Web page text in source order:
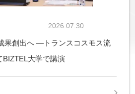
果創出へ ―トランスコスモス流
BIZTEL大学で講演
2026.07.30